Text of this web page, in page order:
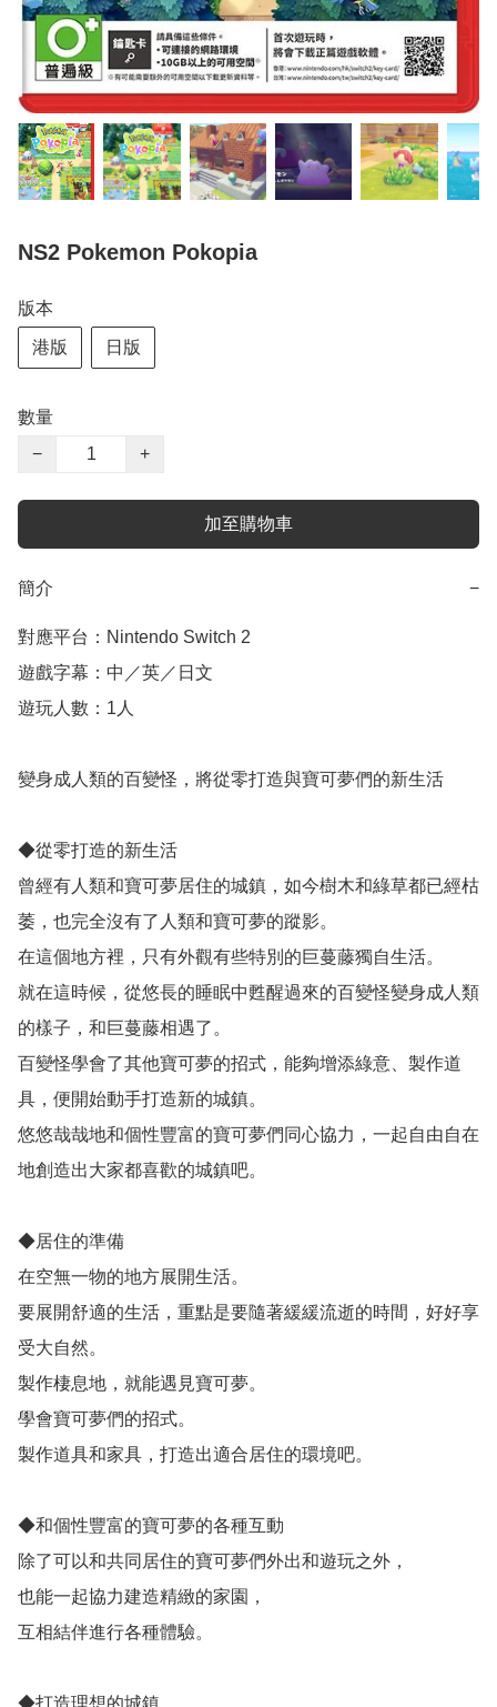
NS2 Pokemon Pokopia
版本
港版 日版
數量
−
+
加至購物車
簡介 −
對應平台：Nintendo Switch 2
遊戲字幕：中／英／日文
遊玩人數：1人
變身成人類的百變怪，將從零打造與寶可夢們的新生活
◆從零打造的新生活
曾經有人類和寶可夢居住的城鎮，如今樹木和綠草都已經枯
萎，也完全沒有了人類和寶可夢的蹤影。
在這個地方裡，只有外觀有些特別的巨蔓藤獨自生活。
就在這時候，從悠長的睡眠中甦醒過來的百變怪變身成人類
的樣子，和巨蔓藤相遇了。
百變怪學會了其他寶可夢的招式，能夠增添綠意、製作道
具，便開始動手打造新的城鎮。
悠悠哉哉地和個性豐富的寶可夢們同心協力，一起自由自在
地創造出大家都喜歡的城鎮吧。
◆居住的準備
在空無一物的地方展開生活。
要展開舒適的生活，重點是要隨著緩緩流逝的時間，好好享
受大自然。
製作棲息地，就能遇見寶可夢。
學會寶可夢們的招式。
製作道具和家具，打造出適合居住的環境吧。
◆和個性豐富的寶可夢的各種互動
除了可以和共同居住的寶可夢們外出和遊玩之外，
也能一起協力建造精緻的家園，
互相結伴進行各種體驗。
◆打造理想的城鎮